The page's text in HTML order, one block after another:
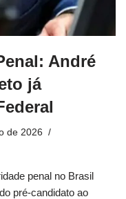
André
já
de 2026
penal no Brasil
pré-candidato ao